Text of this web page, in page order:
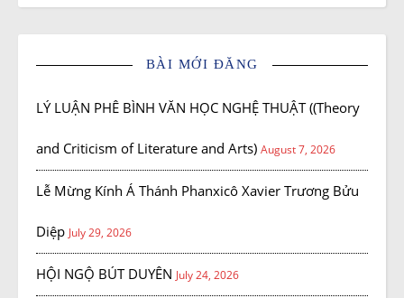
BÀI MỚI ĐĂNG
LÝ LUẬN PHÊ BÌNH VĂN HỌC NGHỆ THUẬT ((Theory
and Criticism of Literature and Arts) August 7, 2026
Lễ Mừng Kính Á Thánh Phanxicô Xavier Trương Bửu
Diệp July 29, 2026
HỘI NGỘ BÚT DUYÊN July 24, 2026